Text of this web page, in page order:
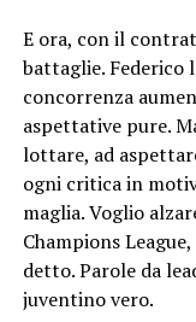
E ora, con il
battaglie. Federico
concorrenza
aspettative pure.
lottare, ad
ogni critica in
maglia. Voglio
Champions
detto. Parole da
juventino vero.